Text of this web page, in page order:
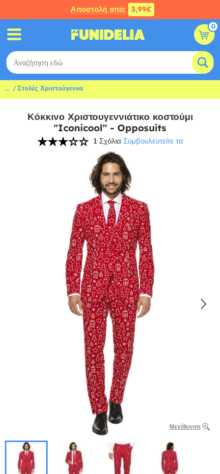
Αποστολή από: 3,99€
0
... Στολές Χριστούγεννα
Κόκκινο Χριστουγεννιάτικο κοστούμι
"Iconicool" - Opposuits
1 Σχόλια Συμβουλευτείτε τα
Μεγέθυνση